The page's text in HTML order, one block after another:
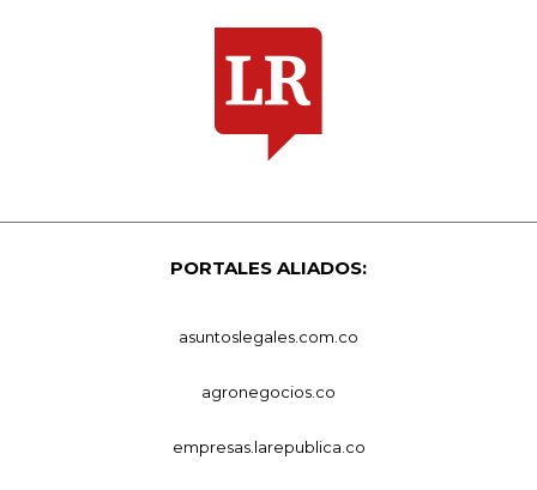
PORTALES ALIADOS:
asuntoslegales.com.co
agronegocios.co
empresas.larepublica.co